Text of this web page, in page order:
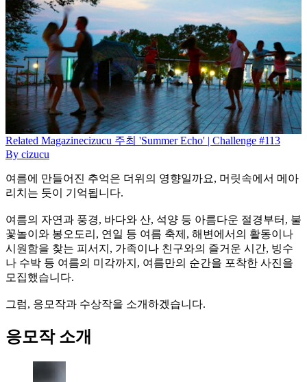
Related Magazinecizucu 주최 'Summer Echo' | Challenge #113
By cizucu
여름에 만들어진 추억은 더위의 영향일까요, 머릿속에서 메아
리치는 듯이 기억됩니다.
여름의 자연과 풍경, 바다와 산, 석양 등 아름다운 절경부터, 불
꽃놀이와 봉오도리, 연일 등 여름 축제, 해변에서의 활동이나
시원함을 찾는 피서지, 가족이나 친구와의 즐거운 시간, 빙수
나 수박 등 여름의 미각까지, 여름만의 순간을 포착한 사진을
모집했습니다.
그럼, 응모작과 수상작을 소개하겠습니다.
응모작 소개